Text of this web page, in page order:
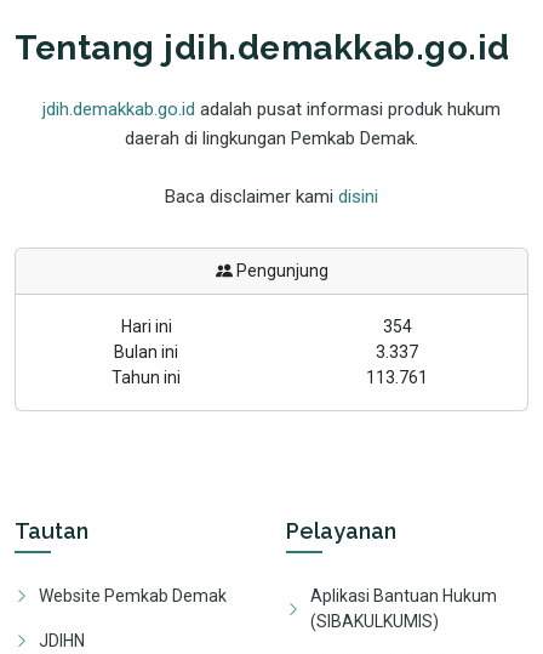
Tentang jdih.demakkab.go.id
jdih.demakkab.go.id adalah pusat informasi produk hukum
daerah di lingkungan Pemkab Demak.
Baca disclaimer kami disini
Pengunjung
Hari ini
354
Bulan ini
3.337
Tahun ini
113.761
Tautan
Website Pemkab Demak
JDIHN
Pelayanan
Aplikasi Bantuan Hukum
(SIBAKULKUMIS)